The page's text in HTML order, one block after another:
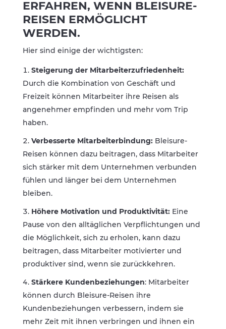
ERFAHREN, WENN BLEISURE-
REISEN ERMÖGLICHT
WERDEN.
Hier sind einige der wichtigsten:
Steigerung der Mitarbeiterzufriedenheit:
Durch die Kombination von Geschäft und
Freizeit können Mitarbeiter ihre Reisen als
angenehmer empfinden und mehr vom Trip
haben.
Verbesserte Mitarbeiterbindung:Bleisure-
Reisen können dazu beitragen, dass Mitarbeiter
sich stärker mit dem Unternehmen verbunden
fühlen und länger bei dem Unternehmen
bleiben.
Höhere Motivation und Produktivität:Eine
Pause von den alltäglichen Verpflichtungen und
die Möglichkeit, sich zu erholen, kann dazu
beitragen, dass Mitarbeiter motivierter und
produktiver sind, wenn sie zurückkehren.
Stärkere Kundenbeziehungen: Mitarbeiter
können durch Bleisure-Reisen ihre
Kundenbeziehungen verbessern, indem sie
mehr Zeit mit ihnen verbringen und ihnen ein